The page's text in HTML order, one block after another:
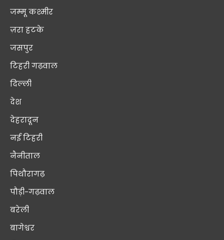
जम्मू कश्मीर
ज़रा हटके
जसपुर
टिहरी गढ़वाल
दिल्ली
देश
देहरादून
नई टिहरी
नैनीताल
पिथौरागढ़
पौड़ी-गढ़वाल
बरेली
बागेश्वर